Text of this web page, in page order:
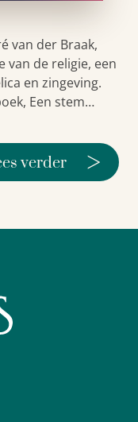
van der Braak,
van de religie, een
en zingeving.
Een stem…
verder >